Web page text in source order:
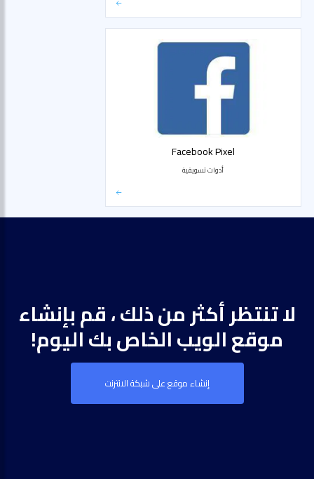
Facebook Pixel
أدوات تسويقية
لا تنتظر أكثر من ذلك ، قم بإنشاء
موقع الويب الخاص بك اليوم!
إنشاء موقع على شبكة الانترنت